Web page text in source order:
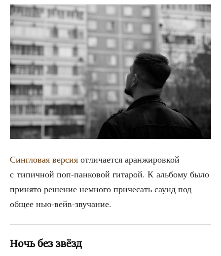
Сингло­вая вер­сия отли­ча­ет­ся аран­жи­ров­кой
с типич­ной поп-пан­ко­вой гита­рой. К аль­бо­му было
при­ня­то реше­ние немно­го при­че­сать саунд под
общее нью-вейв-звучание.
Ночь без звёзд